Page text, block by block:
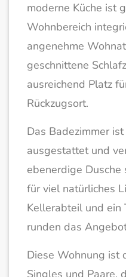
moderne Küche ist
Wohnbereich
angenehme
geschnittene
ausreichend Platz
Rückzugsort.
Das Badezimmer
ausgestattet und
ebenerdige Dusche
für viel natürliches
Kellerabteil und
runden das
Diese Wohnung ist
Singles und Paare,